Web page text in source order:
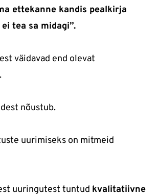
ettekanne kandis pealkirja
tea sa midagi”.
väidavad end olevat
nõustub.
uurimiseks on mitmeid
uuringutest tuntud kvalitatiivne